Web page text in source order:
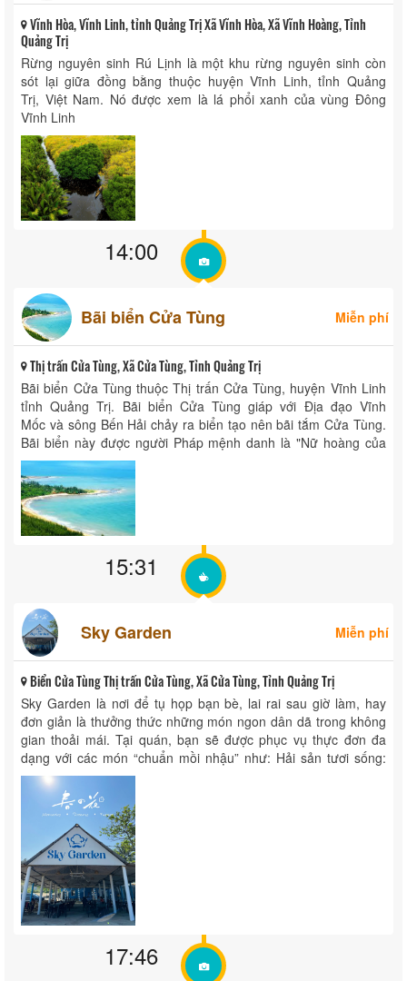
Vĩnh Hòa, Vĩnh Linh, tỉnh Quảng Trị Xã Vĩnh Hòa, Xã Vĩnh Hoàng, Tỉnh
Quảng Trị
Rừng nguyên sinh Rú Lịnh là một khu rừng nguyên sinh còn
sót lại giữa đồng bằng thuộc huyện Vĩnh Linh, tỉnh Quảng
Trị, Việt Nam. Nó được xem là lá phổi xanh của vùng Đông
Vĩnh Linh
14:00
Bãi biển Cửa Tùng Miễn phí
Thị trấn Cửa Tùng, Xã Cửa Tùng, Tỉnh Quảng Trị
Bãi biển Cửa Tùng thuộc Thị trấn Cửa Tùng, huyện Vĩnh Linh
tỉnh Quảng Trị. Bãi biển Cửa Tùng giáp với Địa đạo Vĩnh
Mốc và sông Bến Hải chảy ra biển tạo nên bãi tắm Cửa Tùng.
Bãi biển này được người Pháp mệnh danh là "Nữ hoàng của
các bãi biển" vì bãi cát mịn với những ...
15:31
Sky Garden Miễn phí
Biển Cửa Tùng Thị trấn Cửa Tùng, Xã Cửa Tùng, Tỉnh Quảng Trị
Sky Garden là nơi để tụ họp bạn bè, lai rai sau giờ làm, hay
đơn giản là thưởng thức những món ngon dân dã trong không
gian thoải mái. Tại quán, bạn sẽ được phục vụ thực đơn đa
dạng với các món “chuẩn mồi nhậu” như: Hải sản tươi sống:
tôm, ...
17:46